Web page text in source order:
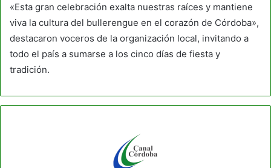
«Esta gran celebración exalta nuestras raíces y mantiene
viva la cultura del bullerengue en el corazón de Córdoba»,
destacaron voceros de la organización local, invitando a
todo el país a sumarse a los cinco días de fiesta y
tradición.